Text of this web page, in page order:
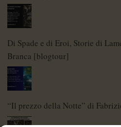
Di Spade e di Eroi, Storie di
Branca [blogtour]
“Il prezzo della Notte” di